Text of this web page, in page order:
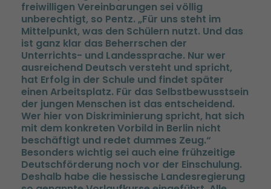
freiwilligen Vereinbarungen sei völlig
unberechtigt, so Pentz. „Für uns steht im
Mittelpunkt, was den Schülern nutzt. Und das
ist ganz klar das Beherrschen der
Unterrichts- und Landessprache. Nur wer
ausreichend Deutsch versteht und spricht,
hat Erfolg in der Schule und findet später
einen Arbeitsplatz. Für das Selbstbewusstsein
der jungen Menschen ist das entscheidend.
Wer hier von Diskriminierung spricht, hat sich
mit dem konkreten Vorbild in Berlin nicht
beschäftigt und redet dummes Zeug.“
Besonders wichtig sei auch eine frühzeitige
Deutschförderung noch vor der Einschulung.
Deshalb habe die hessische Landesregierung